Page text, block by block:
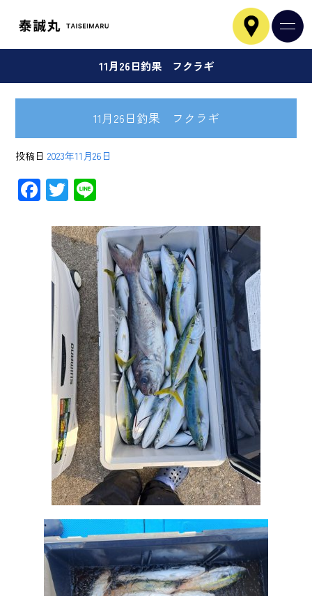
11月26日釣果 フクラギ
11月26日釣果 フクラギ
投稿日 2023年11月26日
F
e
b
o
ok
T
tt
er